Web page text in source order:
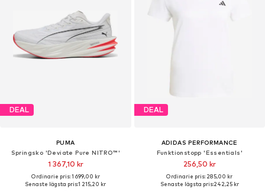
DEAL
PUMA
Springsko 'Deviate Pure NITRO™'
1 367,10 kr
Ordinarie pris: 1 699,00 kr
Senaste lägsta pris:1 215,20 kr
DEAL
ADIDAS PERFORMANCE
Funktionstopp 'Essentials'
256,50 kr
Ordinarie pris: 285,00 kr
Senaste lägsta pris:242,25 kr